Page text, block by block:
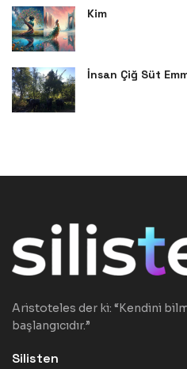
Kim
İnsan Çiğ Süt
Aristoteles der ki: “Kendini
başlangıcıdır.”
Silisten